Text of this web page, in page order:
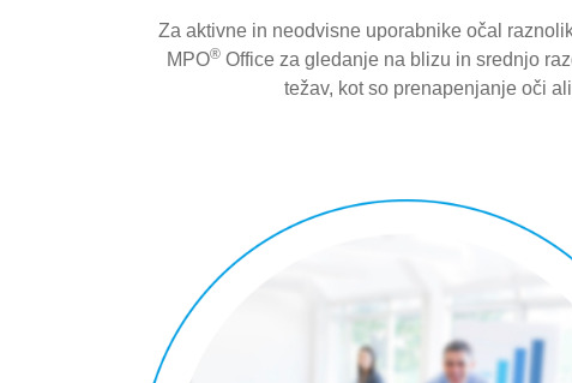
Za aktivne in neodvisne uporabnike očal
MPO® Office za gledanje na blizu in srednjo
težav, kot so prenapenjanje oči